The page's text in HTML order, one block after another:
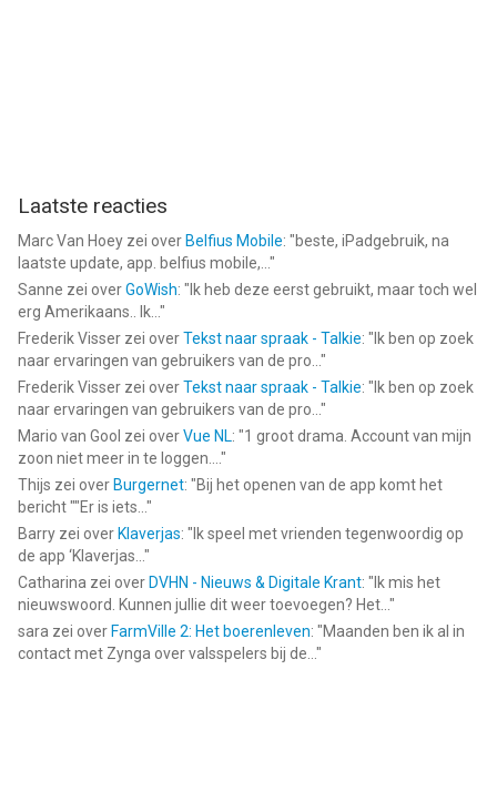
Laatste reacties
Marc Van Hoey zei over Belfius Mobile: "beste, iPadgebruik, na
laatste update, app. belfius mobile,... "
Sanne zei overGoWish: " Ik heb deze eerst gebruikt, maar toch wel
erg Amerikaans.. Ik... "
Frederik Visser zei overTekst naar spraak - Talkie: " Ik ben op zoek
naar ervaringen van gebruikers van de pro... "
Frederik Visser zei overTekst naar spraak - Talkie: " Ik ben op zoek
naar ervaringen van gebruikers van de pro... "
Mario van Gool zei overVue NL: "1 groot drama. Account van mijn
zoon niet meer in te loggen.... "
Thijs zei over Burgernet: "Bij het openen van de app komt het
bericht ""Er is iets... "
Barry zei over Klaverjas: " Ik speel met vrienden tegenwoordig op
de app ‘Klaverjas... "
Catharina zei over DVHN - Nieuws & Digitale Krant: " Ik mis het
nieuwswoord. Kunnen jullie dit weer toevoegen? Het... "
sara zei over FarmVille 2: Het boerenleven: "Maanden ben ik al in
contact met Zynga over valsspelers bij de... "